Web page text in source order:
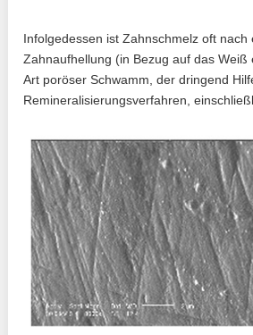
Infolgedessen ist Zahnschmelz oft nach
Zahnaufhellung (in Bezug auf das Weiß
Art poröser Schwamm, der dringend
Remineralisierungsverfahren,